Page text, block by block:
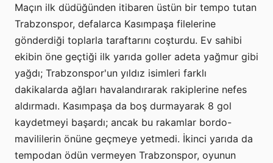
Maçın ilk düdüğünden itibaren üstün bir tempo tutan
Trabzonspor, defalarca Kasımpaşa filelerine
gönderdiği toplarla taraftarını coşturdu. Ev sahibi
ekibin öne geçtiği ilk yarıda goller adeta yağmur gibi
yağdı; Trabzonspor'un yıldız isimleri farklı
dakikalarda ağları havalandırarak rakiplerine nefes
aldırmadı. Kasımpaşa da boş durmayarak 8 gol
kaydetmeyi başardı; ancak bu rakamlar bordo-
mavililerin önüne geçmeye yetmedi. İkinci yarıda da
tempodan ödün vermeyen Trabzonspor, oyunun